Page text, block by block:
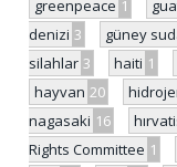
greenpeace 1
denizi 3 güney
silahlar 3 haiti 1
hayvan 20
nagasaki 16
Rights Committee 1